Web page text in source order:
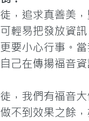
，追求真善美
輕易把發放資
要小心行事。
己在傳揚福音
，我們有福音
不到效果之餘